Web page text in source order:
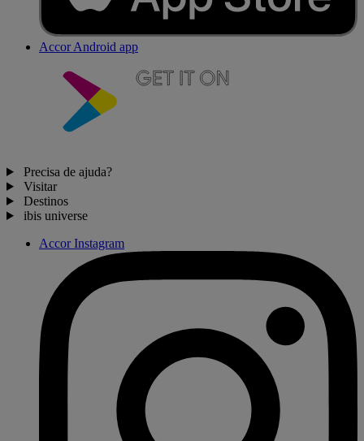
Accor Android app
Precisa de ajuda?
Visitar
Destinos
ibis universe
Accor Instagram